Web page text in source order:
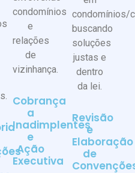
condomínios
e
relações
de
vizinhança.
Cobrança
a
Inadimplentes
e
Ação
Executiva
condomínios/
buscando
soluções
justas e
dentro
da lei.
Revisão
e
Elaboração
de